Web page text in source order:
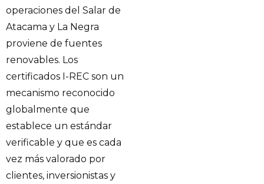
operaciones del Salar de
Atacama y La Negra
proviene de fuentes
renovables. Los
certificados I-REC son un
mecanismo reconocido
globalmente que
establece un estándar
verificable y que es cada
vez más valorado por
clientes, inversionistas y